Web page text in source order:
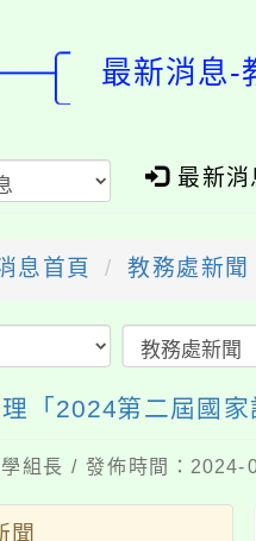
最新消息-
最新消
息首頁 教務處新聞
「2024第二屆國家
組長 / 發佈時間：2024-
聞